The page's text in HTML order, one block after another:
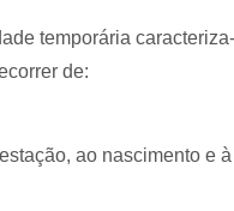
temporária
de:
ao nascimento e